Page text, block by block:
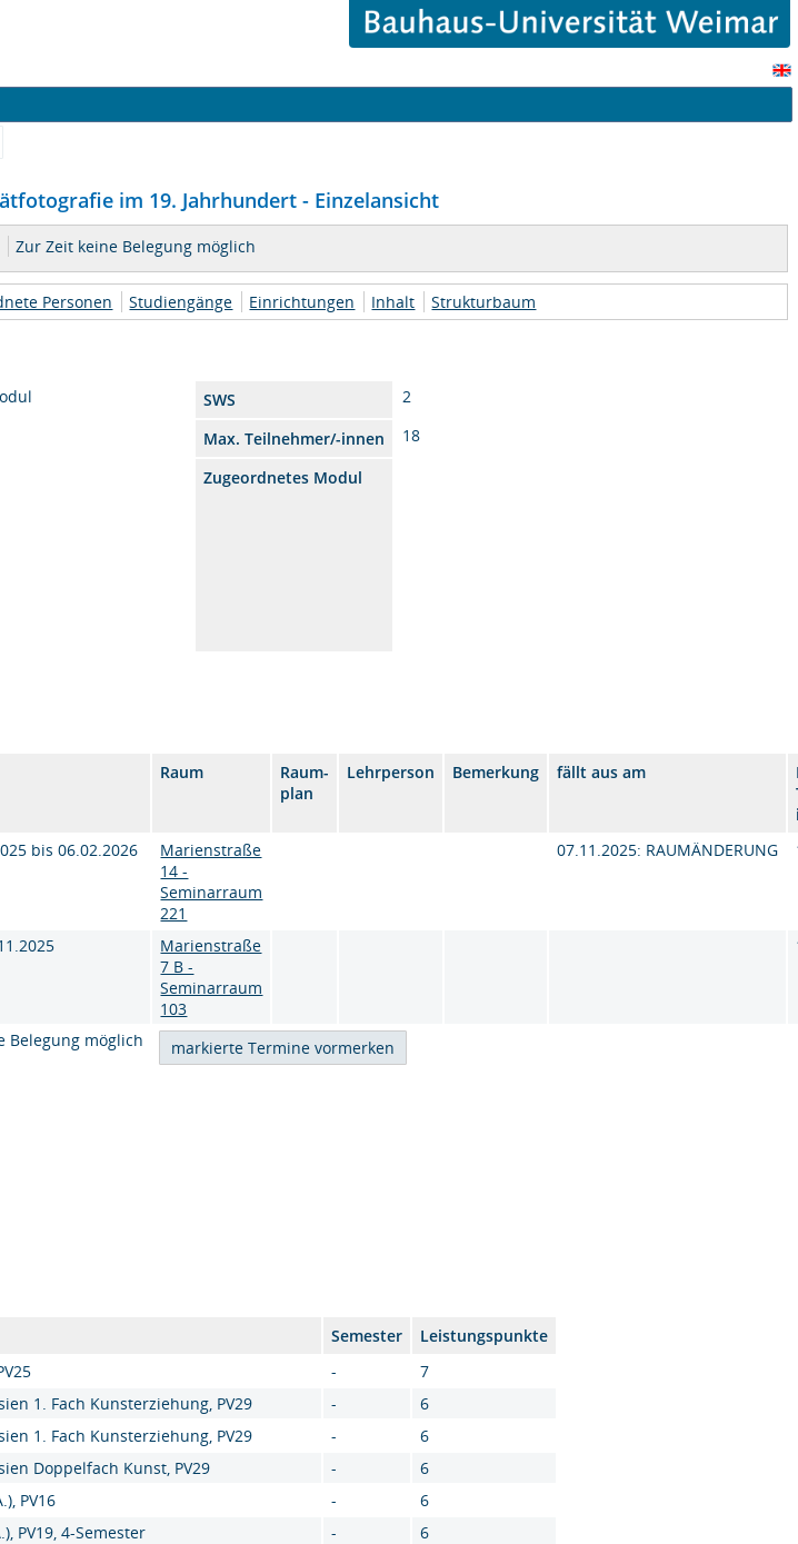
im 19. Jahrhundert - Einzelansicht
Zur Zeit keine Belegung möglich
Personen Studiengänge Einrichtungen Inhalt Strukturbaum
SWS
2
Max. Teilnehmer/-innen
18
Zugeordnetes Modul
Raum
Raum-
plan
Lehrperson Bemerkung fällt aus am
bis 06.02.2026
Marienstraße
14 -
Seminarraum
221
07.11.2025: RAUMÄNDERUNG
Marienstraße
7 B -
Seminarraum
103
Belegung möglich
Semester
Leistungspunkte
-
7
1. Fach Kunsterziehung, PV29 -
6
1. Fach Kunsterziehung, PV29 -
6
Doppelfach Kunst, PV29 -
6
PV16 -
6
PV19, 4-Semester -
6